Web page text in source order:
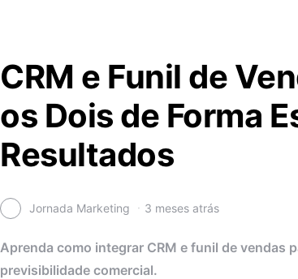
CRM e Funil de
os Dois de Forma
Resultados
Jornada Marketing 3 meses atrás
Aprenda como integrar CRM e funil de vendas
previsibilidade comercial.